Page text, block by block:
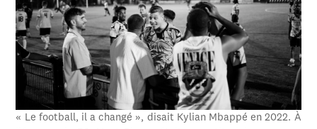
« Le football, il a changé », disait Kylian Mbappé en 2022. À